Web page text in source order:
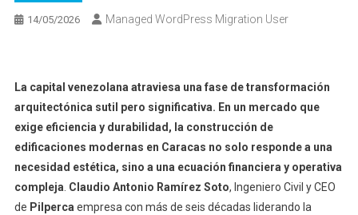
14/05/2026 Managed WordPress Migration User
La capital venezolana atraviesa una fase de transformación
arquitectónica sutil pero significativa. En un mercado que
exige eficiencia y durabilidad, la construcción de
edificaciones modernas en Caracas no solo responde a una
necesidad estética, sino a una ecuación financiera y operativa
compleja Claudio Antonio Ramírez Soto, Ingeniero Civil y CEO
de Pilperca empresa con más de seis décadas liderando la